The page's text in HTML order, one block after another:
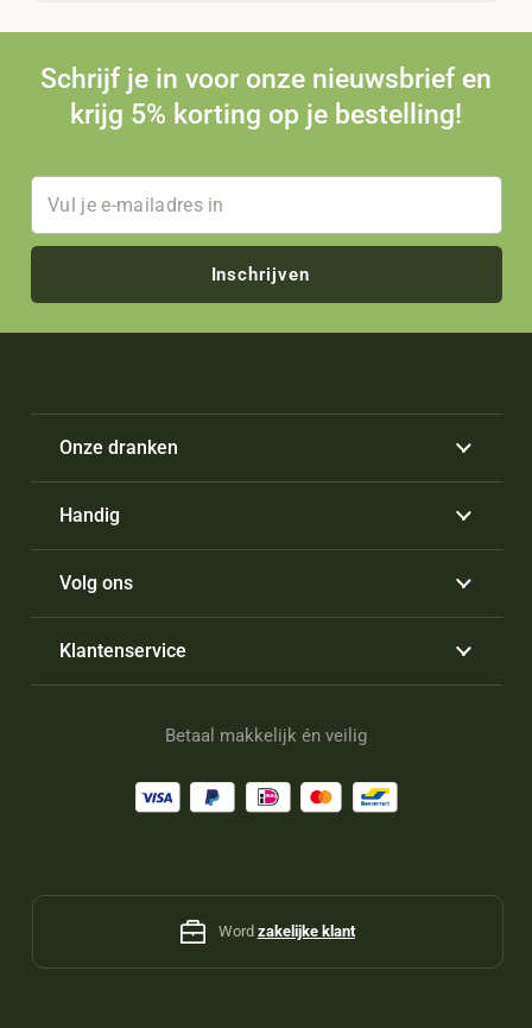
Schrijf je in voor onze nieuwsbrief en
krijg 5% korting op je bestelling!
Inschrijven
Onze dranken
Handig
Volg ons
Klantenservice
Betaal makkelijk én veilig
Word zakelijke klant